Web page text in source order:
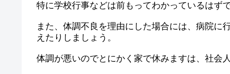
特に学校行事などは前もってわかっているはず
また、体調不良を理由にした場合には、病院に
えたりしましょう。
体調が悪いのでとにかく家で休みますは、社会